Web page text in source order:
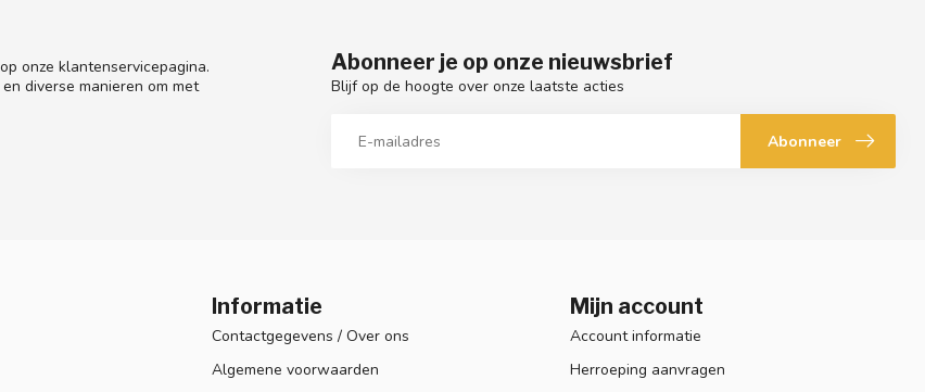
onze klantenservicepagina.
diverse manieren om met
Abonneer je op onze nieuwsbrief
Blijf op de hoogte over onze laatste acties
Abonneer
Informatie
Contactgegevens / Over ons
Algemene voorwaarden
Mijn account
Account informatie
Herroeping aanvragen